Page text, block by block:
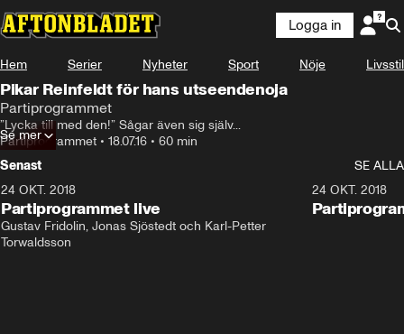
Logga in
Hem Serier Nyheter Sport Nöje Livsstil
Pikar Reinfeldt för hans utseendenoja
Partiprogrammet
”Lycka till med den!” Sågar även sig själv...
Partiprogrammet • 18.07.16 • 60 min
Se mer
Senast
SE ALLA
24 OKT. 2018
Partiprogrammet live
Gustav Fridolin, Jonas Sjöstedt och Karl-Petter
Torwaldsson
24 OKT. 2018